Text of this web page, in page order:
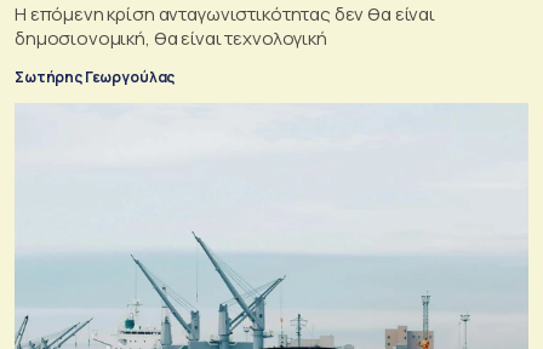
Η επόμενη κρίση ανταγωνιστικότητας δεν θα είναι
δημοσιονομική, θα είναι τεχνολογική
Σωτήρης Γεωργούλας